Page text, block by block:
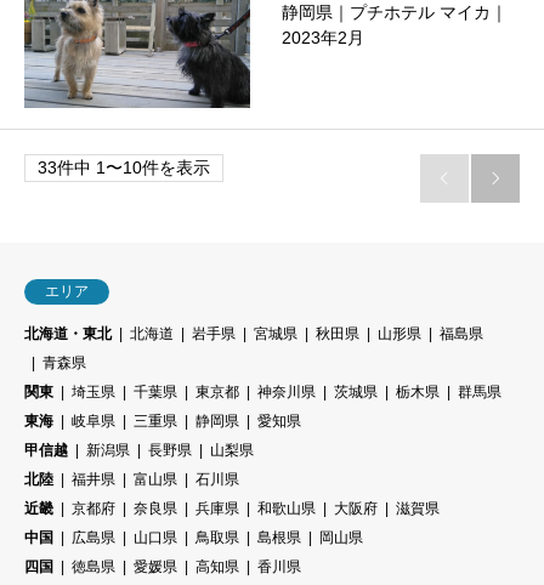
静岡県｜プチホテル マイカ｜
2023年2月
33件中 1〜10件を表示
 
エリア
北海道・東北 北海道 岩手県 宮城県 秋田県 山形県
福島県
青森県
関東
埼玉県 千葉県 東京都 神奈川県 茨城県 栃木県
群馬県
東海
岐阜県 三重県 静岡県
愛知県
甲信越
新潟県 長野県
山梨県
北陸
福井県 富山県
石川県
近畿
京都府 奈良県 兵庫県 和歌山県 大阪府
滋賀県
中国
広島県 山口県 鳥取県 島根県
岡山県
四国
徳島県 愛媛県 高知県 香川県